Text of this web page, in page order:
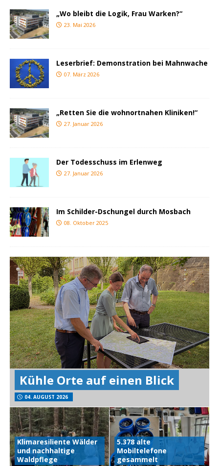
„Wo bleibt die Logik, Frau Warken?“
23. Mai 2026
Leserbrief: Demonstration bei Mahnwache
07. März 2026
„Retten Sie die wohnortnahen Kliniken!“
27. Januar 2026
Der Todesschuss im Erlenweg
27. Januar 2026
Im Schilder-Dschungel durch Mosbach
08. Oktober 2025
Kühle Orte auf einen Blick
04. AUGUST 2026
Klimaresiliente Wälder
und nachhaltige
Waldpflege
5.378 alte
Mobiltelefone
gesammelt